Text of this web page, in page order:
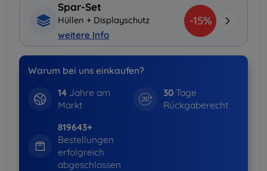
Spar-Set
Hüllen + Displayschutz
weitere Info
-15%
Warum bei uns einkaufen?
14Jahre am
Markt
30 Tage
Rückgaberecht
819643+
Bestellungen
erfolgreich
abgeschlossen